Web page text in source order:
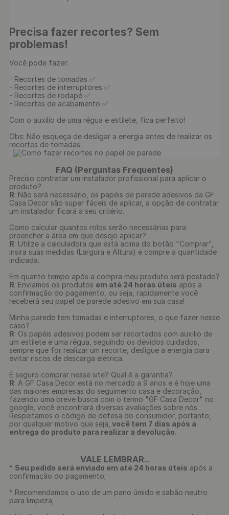
Precisa fazer recortes? Sem
problemas!
Você pode fazer:
- Recortes de tomadas ✅
- Recortes de interruptores ✅
- Recortes de rodapé ✅
- Recortes de acabamento ✅
Com o auxilio de uma régua e estilete, fica perfeito!
Obs: Não esqueça de desligar a energia antes de realizar os
recortes de tomadas.
FAQ (Perguntas Frequentes)
Preciso contratar um instalador profissional para aplicar o
produto?
R: Não será necessário, os papéis de parede adesivos da GF
Casa Decor são super fáceis de aplicar, a opção de contratar
um instalador ficará a seu critério.
Como calcular quantos rolos serão necessárias para
preencher a área em que desejo aplicar?
R: Utilize a calculadora que está acima do botão "Comprar",
insira suas medidas (Largura e Altura) e compre a quantidade
indicada.
Em quanto tempo após a compra meu produto será postado?
R: Enviamos os produtos em até 24 horas úteis após a
confirmação do pagamento, ou seja, rapidamente você
receberá seu papel de parede adesivo em sua casa!
Minha parede tem tomadas e interruptores, o que fazer nesse
caso?
R: Os papéis adesivos podem ser recortados com auxilio de
um estilete e uma régua, seguindo os devidos cuidados,
sempre que for realizar um recorte, desligue a energia para
evitar riscos de descarga elétrica.
É seguro comprar nesse site? Qual é a garantia?
R: A GF Casa Decor está no mercado a 9 anos e é hoje uma
das maiores empresas do seguimento casa e decoração,
fazendo uma breve busca com o termo "GF Casa Decor" no
google, você encontrará diversas avaliações sobre nós.
Respeitamos o código de defesa do consumidor, portanto,
por qualquer motivo que seja, você tem 7 dias após a
entrega do produto para realizar a devolução.
VALE LEMBRAR..
* Seu pedido será enviado em até 24 horas úteis após a
confirmação do pagamento;
* Recomendamos o uso de um pano úmido e sabão neutro
para limpeza;